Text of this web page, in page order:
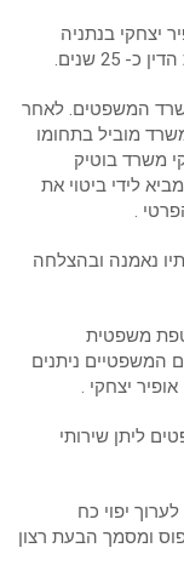
יצחקי בנתניה
שנים.
המשפטים. לאחר
במשרד מוביל בתחומו
יצחקי משרד בוטיק
לידי ביטוי את
.
נאמנה ובהצלחה
משפטית
המשפטיים ניתנים
יצחקי .
ליתן שירותי
יפוי כח
ומסמך הבעת רצון